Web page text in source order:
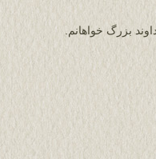
بزرگ خواهانم.